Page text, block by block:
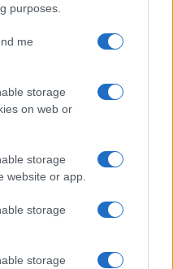
purposes.
me
storage
on web or
storage
website or app.
storage
storage